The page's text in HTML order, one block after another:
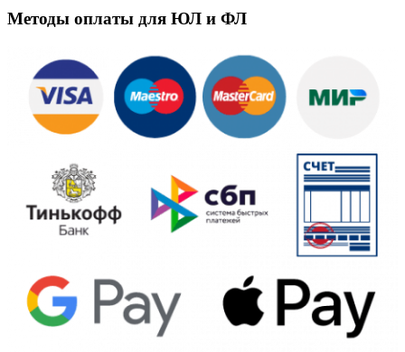
Методы оплаты для ЮЛ и ФЛ